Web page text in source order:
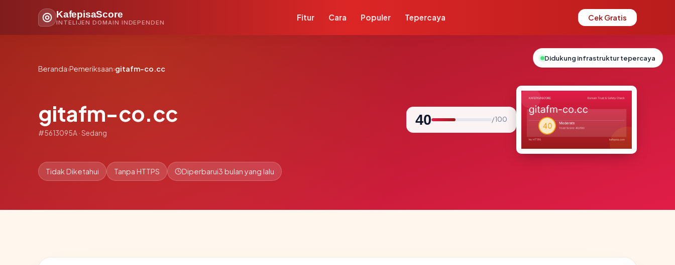
KafepisaScore
INTELIJEN DOMAIN INDEPENDEN
Fitur Cara Populer Tepercaya Cek Gratis
Beranda›Pemeriksaan›gitafm-co.cc
gitafm-co.cc
#5613095A · Sedang
40 / 100
Tidak Diketahui Tanpa HTTPS Diperbarui3 bulan yang lalu
Didukung infrastruktur tepercaya